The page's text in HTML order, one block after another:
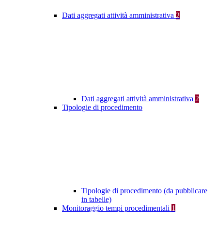
Dati aggregati attività amministrativa 2
Dati aggregati attività amministrativa 2
Tipologie di procedimento
Tipologie di procedimento (da pubblicare
in tabelle)
Monitoraggio tempi procedimentali 1